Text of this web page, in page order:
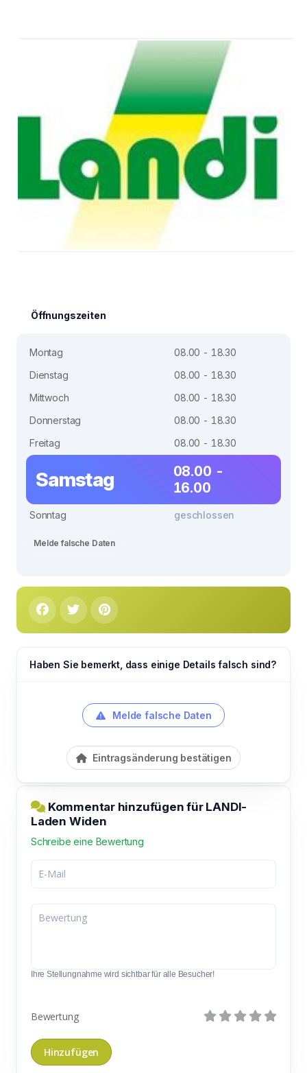
Öffnungszeiten
Montag
08.00 - 18.30
Dienstag
08.00 - 18.30
Mittwoch
08.00 - 18.30
Donnerstag
08.00 - 18.30
Freitag
08.00 - 18.30
Samstag
08.00 -
16.00
Sonntag geschlossen
Melde falsche Daten
Haben Sie bemerkt, dass einige Details falsch sind?
Melde falsche Daten
Eintragsänderung bestätigen
Kommentar hinzufügen für LANDI-
Laden Widen
Schreibe eine Bewertung
Ihre Stellungnahme wird sichtbar für alle Besucher!
Bewertung